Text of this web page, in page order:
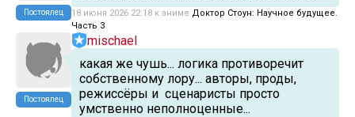
Постоялец 18 июня 2026 22:18 к аниме Доктор Стоун: Научное будущее.
Часть 3
Постоялец
mischael
какая же чушь... логика противоречит
собственному лору... авторы, проды,
режиссёры и сценаристы просто
умственно неполноценные...